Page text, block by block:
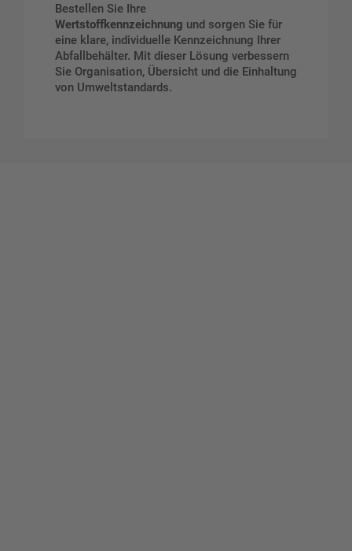
Bestellen Sie Ihre
Wertstoffkennzeichnung und sorgen Sie für
eine klare, individuelle Kennzeichnung Ihrer
Abfallbehälter. Mit dieser Lösung verbessern
Sie Organisation, Übersicht und die Einhaltung
von Umweltstandards.